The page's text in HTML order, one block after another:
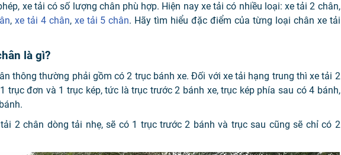
xe tải có số lượng chân phù hợp. Hiện nay xe tải có nhiều loại: xe tải 2 chân,
, xe tải 4 chân, xe tải 5 chân. Hãy tìm hiểu đặc điểm của từng loại chân xe tải
là gì?
thông thường phải gồm có 2 trục bánh xe. Đối với xe tải hạng trung thì xe tải 2
trục đơn và 1 trục kép, tức là trục trước 2 bánh xe, trục kép phía sau có 4 bánh,
2 chân dòng tải nhẹ, sẽ có 1 trục trước 2 bánh và trục sau cũng sẽ chỉ có 2